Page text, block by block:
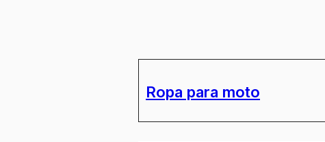
Ropa para moto